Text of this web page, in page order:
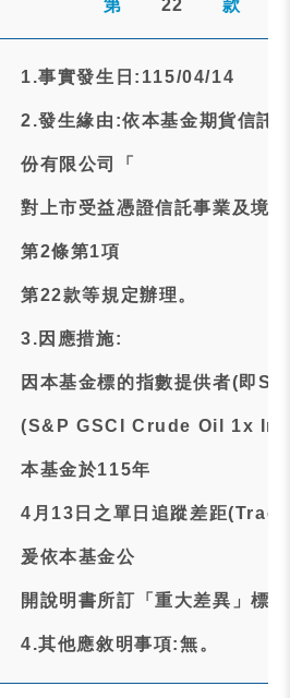
第 22 款
1.事實發生日:115/04/14
2.發生緣由:依本基金期貨信託
份有限公司「
對上市受益憑證信託事業及境
第2條第1項
第22款等規定辦理。
3.因應措施:
因本基金標的指數提供者(即
(S&P GSCI Crude Oil 1x
本基金於115年
4月13日之單日追蹤差距
爰依本基金公
開說明書所訂「重大差異」標
4.其他應敘明事項:無。